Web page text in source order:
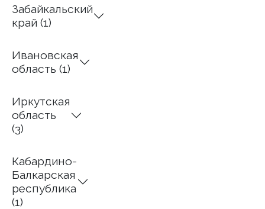
Забайкальский
край (1)
Ивановская
область (1)
Иркутская
область
(3)
Кабардино-
Балкарская
республика
(1)